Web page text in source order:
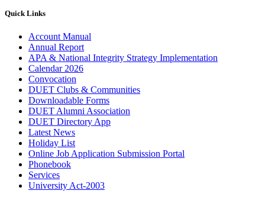
Quick Links
Account Manual
Annual Report
APA & National Integrity Strategy Implementation
Calendar 2026
Convocation
DUET Clubs & Communities
Downloadable Forms
DUET Alumni Association
DUET Directory App
Latest News
Holiday List
Online Job Application Submission Portal
Phonebook
Services
University Act-2003